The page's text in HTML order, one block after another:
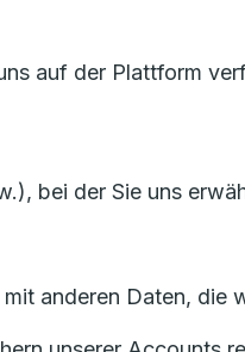
auf der Plattform
bei der Sie uns
anderen Daten, die